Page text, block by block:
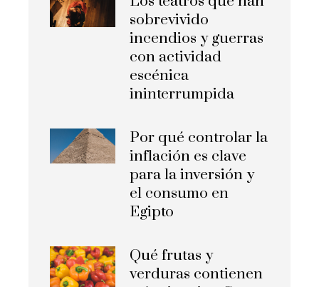
sobrevivido
incendios y guerras
con actividad
escénica
ininterrumpida
Por qué controlar la
inflación es clave
para la inversión y
el consumo en
Egipto
Qué frutas y
verduras contienen